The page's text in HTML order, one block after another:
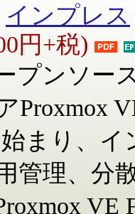
インプレス
円+税)
プンソー
Proxmox
まり、イ
管理、分